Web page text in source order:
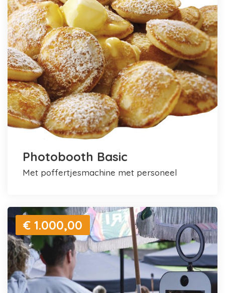
Photobooth Basic
met poffertjesmachine met personeel
€ 1.000,00